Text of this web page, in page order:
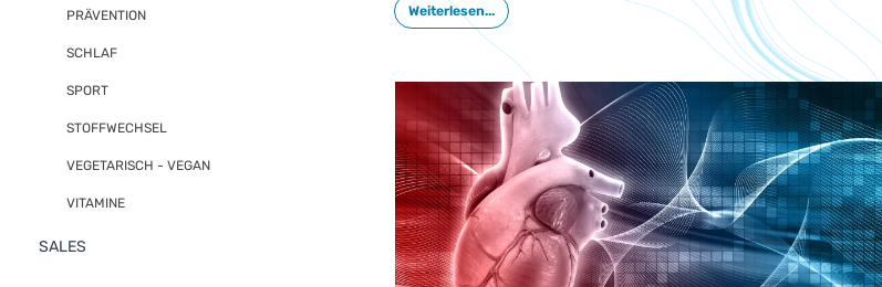
PRÄVENTION
SCHLAF
SPORT
STOFFWECHSEL
VEGETARISCH - VEGAN
VITAMINE
SALES
Studie.
Weiterlesen...